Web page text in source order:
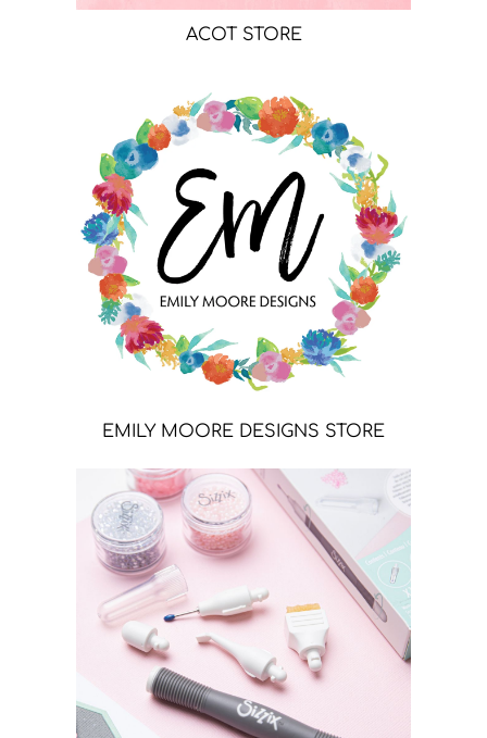
ACOT STORE
EMILY MOORE DESIGNS STORE